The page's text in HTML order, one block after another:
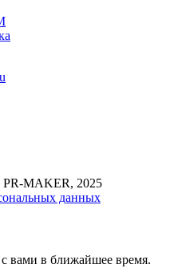
PR-MAKER, 2025
данных
вами в ближайшее время.